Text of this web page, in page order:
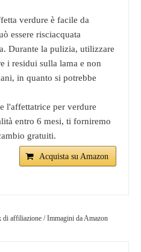
verdure è facile da
essere risciacquata
Durante la pulizia, utilizzare
i residui sulla lama e non
in quanto si potrebbe
l'affettatrice per verdure
entro 6 mesi, ti forniremo
gratuiti.
Acquista su Amazon
affiliazione / Immagini da Amazon